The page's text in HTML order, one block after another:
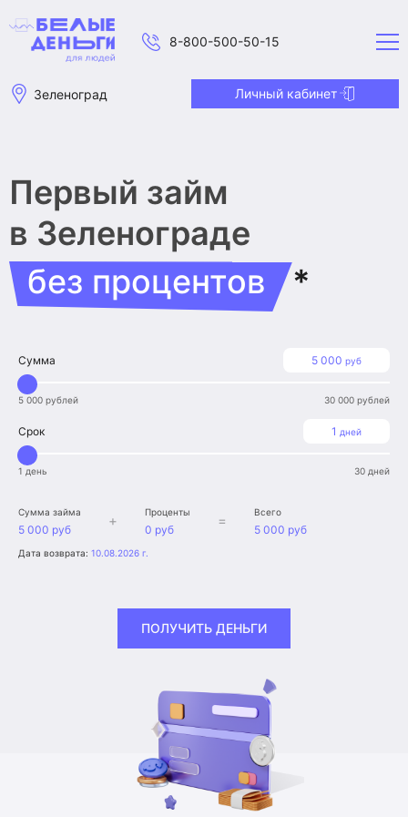
8-800-500-50-15
Зеленоград Личный кабинет
Первый займ
в Зеленограде
без процентов
*
5 000 руб
Сумма
5 000 рублей 30 000 рублей
1 дней
Срок
1 день 30 дней
Сумма займа
5 000 руб
+ Проценты
0 руб
= Всего
5 000 руб
Дата возврата: 10.08.2026 г.
ПОЛУЧИТЬ ДЕНЬГИ